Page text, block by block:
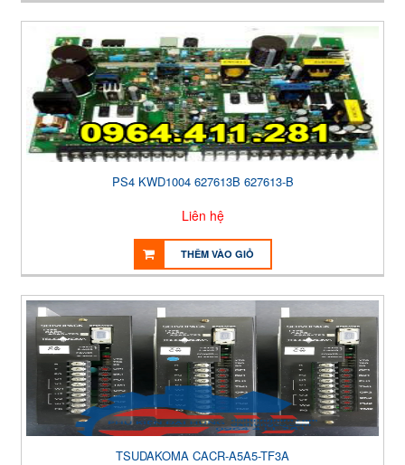
PS4 KWD1004 627613B 627613-B
Liên hệ
THÊM VÀO GIỎ
TSUDAKOMA CACR-A5A5-TF3A